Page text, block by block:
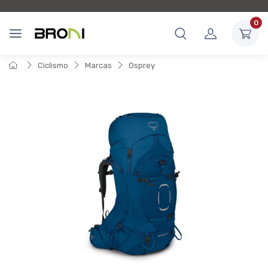
0
Ciclismo Marcas Osprey